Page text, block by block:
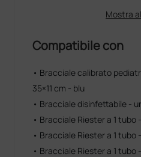
Mostra
Compatibile con
• Bracciale calibrato
35×11 cm - blu
• Bracciale disinfettabile -
• Bracciale Riester a 1 tubo
• Bracciale Riester a 1 tubo
• Bracciale Riester a 1 tubo